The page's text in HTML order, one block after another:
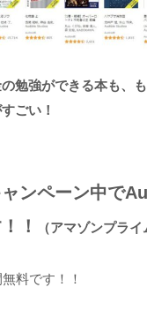
勉強ができる本も、
ごい！
ンペーン中で
！
（アマゾンプライ
料です！！